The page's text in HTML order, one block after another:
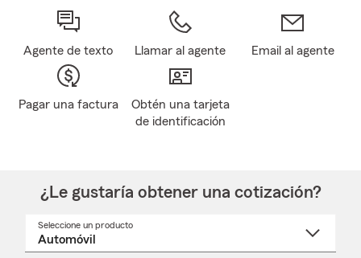
Agente de texto Llamar al agente Email al agente
Pagar una factura
Obtén una tarjeta
de identificación
¿Le gustaría obtener una cotización?
Seleccione un producto